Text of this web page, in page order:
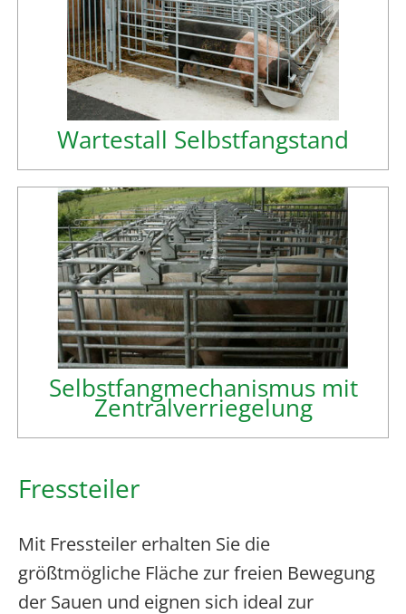
Wartestall Selbstfangstand
Selbstfangmechanismus mit
Zentralverriegelung
Fressteiler
Mit Fressteiler erhalten Sie die
größtmögliche Fläche zur freien Bewegung
der Sauen und eignen sich ideal zur